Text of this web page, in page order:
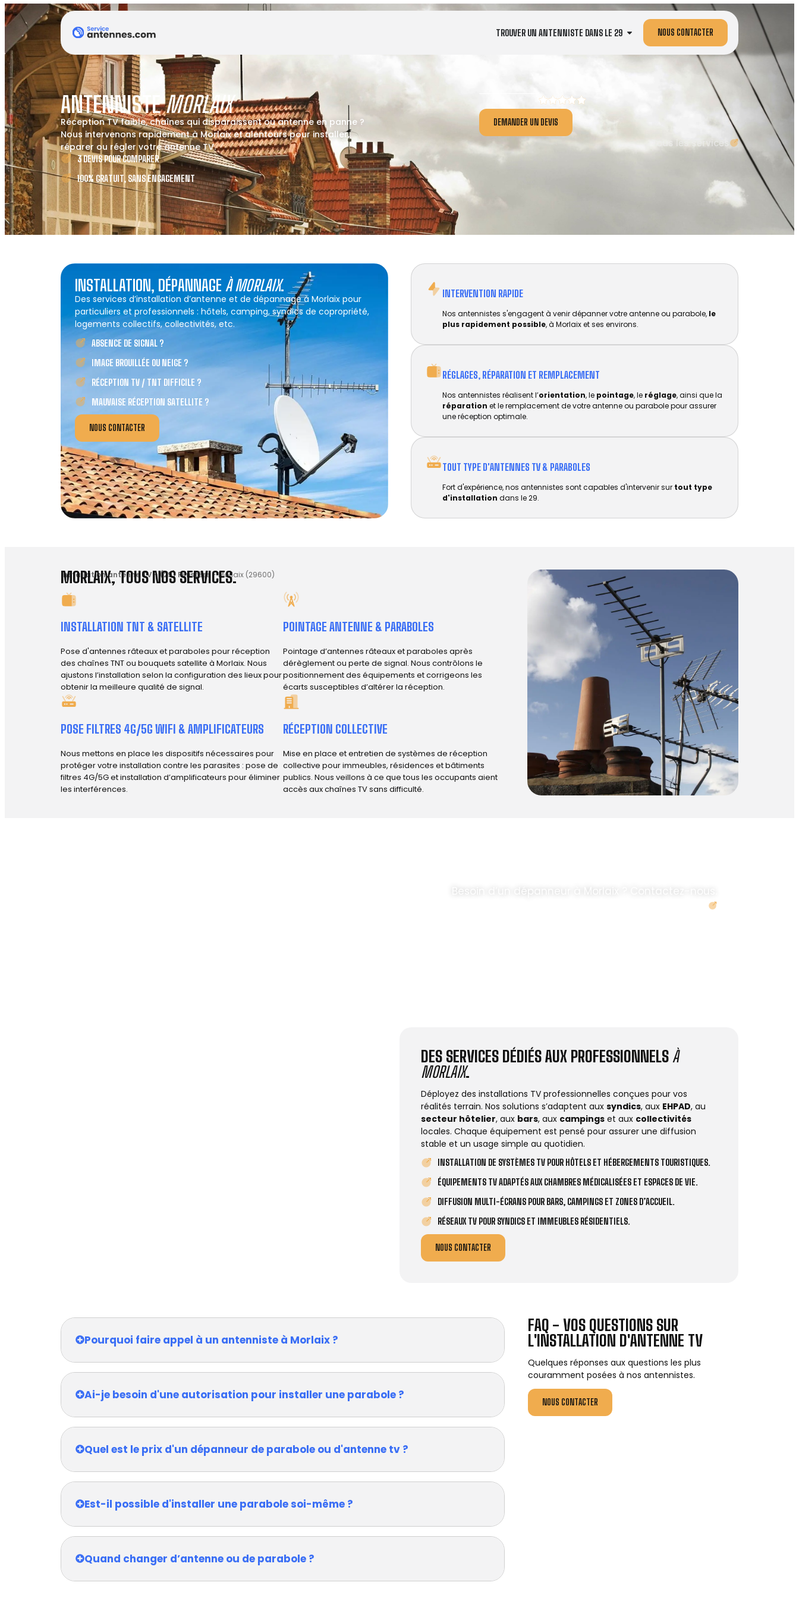
TROUVER UN ANTENNISTE DANS LE 29 NOUS CONTACTER
ANTENNISTEMORLAIX
Réception TV faible, chaînes qui disparaissent ou antenne en panne ?
Nous intervenons rapidement à Morlaix et alentours pour installer,
réparer ou régler votre antenne TV.
3 DEVIS POUR COMPARER
100% GRATUIT, SANS ENGAGEMENT
DEMANDER UN DEVIS
Tous les services
INSTALLATION, DÉPANNAGE À MORLAIX.
Des services d’installation d’antenne et de dépannage à Morlaix pour
particuliers et professionnels : hôtels, camping, syndics de copropriété,
logements collectifs, collectivités, etc.
ABSENCE DE SIGNAL ?
IMAGE BROUILLÉE OU NEIGE ?
RÉCEPTION TV / TNT DIFFICILE ?
MAUVAISE RÉCEPTION SATELLITE ?
NOUS CONTACTER
INTERVENTION RAPIDE
Nos antennistes s'engagent à venir dépanner votre antenne ou parabole, le
plus rapidement possible, à Morlaix et ses environs.
RÉGLAGES, RÉPARATION ET REMPLACEMENT​
Nos antennistes réalisent l’orientation, le pointage, le réglage, ainsi que la
réparation et le remplacement de votre antenne ou parabole pour assurer
une réception optimale.
TOUT TYPE D'ANTENNES TV & PARABOLES
Fort d'expérience, nos antennistes sont capables d'intervenir sur tout type
d'installation dans le 29.
Installation antenne TV - (29) Finistère -Morlaix (29600)
MORLAIX, TOUS NOS SERVICES.
INSTALLATION TNT & SATELLITE
Pose d'antennes râteaux et paraboles pour réception
des chaînes TNT ou bouquets satellite à Morlaix. Nous
ajustons l’installation selon la configuration des lieux pour
obtenir la meilleure qualité de signal.
POINTAGE ANTENNE & PARABOLES
Pointage d’antennes râteaux et paraboles après
dérèglement ou perte de signal. Nous contrôlons le
positionnement des équipements et corrigeons les
écarts susceptibles d’altérer la réception.
POSE FILTRES 4G/5G WIFI & AMPLIFICATEURS
Nous mettons en place les dispositifs nécessaires pour
protéger votre installation contre les parasites : pose de
filtres 4G/5G et installation d’amplificateurs pour éliminer
les interférences.
RÉCEPTION COLLECTIVE
Mise en place et entretien de systèmes de réception
collective pour immeubles, résidences et bâtiments
publics. Nous veillons à ce que tous les occupants aient
accès aux chaînes TV sans difficulté.
Besoin d’un dépanneur à Morlaix ? Contactez-nous.
DES SERVICES DÉDIÉS AUX PROFESSIONNELS À
MORLAIX.
Déployez des installations TV professionnelles conçues pour vos
réalités terrain. Nos solutions s’adaptent aux syndics, aux EHPAD, au
secteur hôtelier, aux bars, aux campings et aux collectivités
locales. Chaque équipement est pensé pour assurer une diffusion
stable et un usage simple au quotidien.
INSTALLATION DE SYSTÈMES TV POUR HÔTELS ET HÉBERGEMENTS TOURISTIQUES.
ÉQUIPEMENTS TV ADAPTÉS AUX CHAMBRES MÉDICALISÉES ET ESPACES DE VIE.
DIFFUSION MULTI-ÉCRANS POUR BARS, CAMPINGS ET ZONES D’ACCUEIL.
RÉSEAUX TV POUR SYNDICS ET IMMEUBLES RÉSIDENTIELS.
NOUS CONTACTER
FAQ - VOS QUESTIONS SUR
L'INSTALLATION D'ANTENNE TV
Quelques réponses aux questions les plus
couramment posées à nos antennistes.
NOUS CONTACTER
Pourquoi faire appel à un antenniste à Morlaix ?
Ai-je besoin d'une autorisation pour installer une parabole ?
Quel est le prix d'un dépanneur de parabole ou d'antenne tv ?
Est-il possible d'installer une parabole soi-même ?
Quand changer d’antenne ou de parabole ?